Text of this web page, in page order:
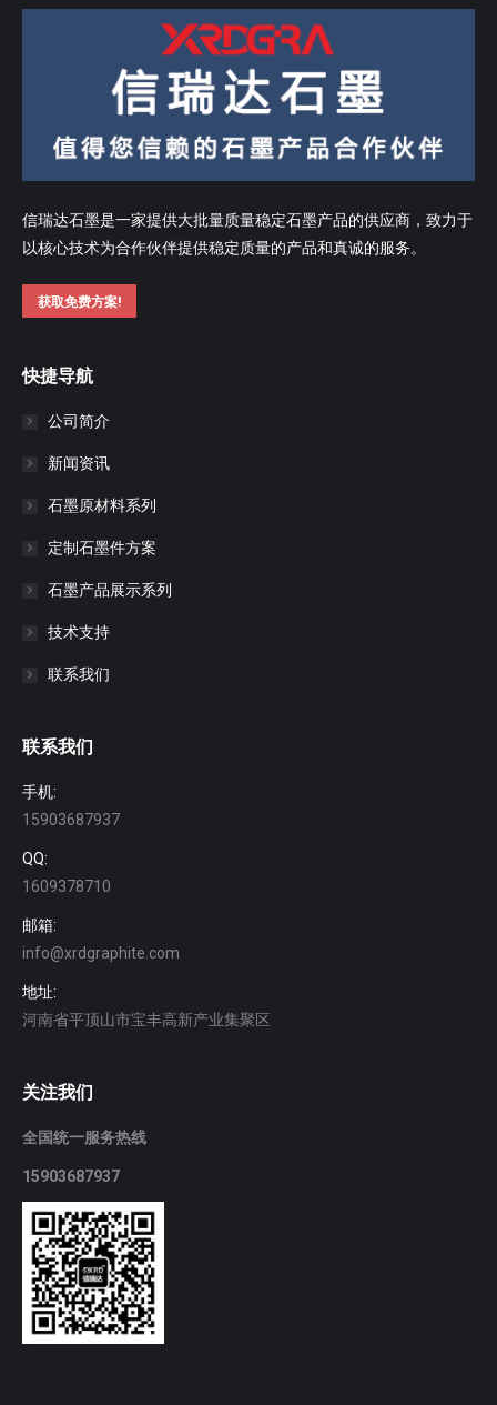
信瑞达石墨是一家提供大批量质量稳定石墨产品的供应商，致力于
以核心技术为合作伙伴提供稳定质量的产品和真诚的服务。
获取免费方案!
快捷导航
公司简介
新闻资讯
石墨原材料系列
定制石墨件方案
石墨产品展示系列
技术支持
联系我们
联系我们
手机:
15903687937
QQ:
1609378710
邮箱:
info@xrdgraphite.com
地址:
河南省平顶山市宝丰高新产业集聚区
关注我们
全国统一服务热线
15903687937